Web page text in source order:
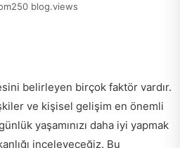
250 blog.views
belirleyen birçok faktör vardır.
ve kişisel gelişim en önemli
yaşamınızı daha iyi yapmak
inceleyeceğiz. Bu